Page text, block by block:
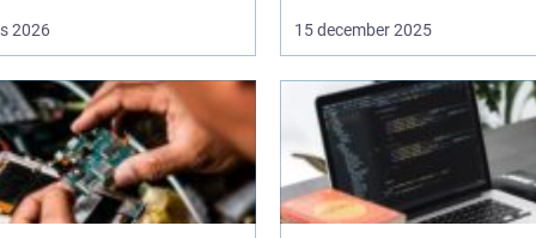
2026 15 december 2025